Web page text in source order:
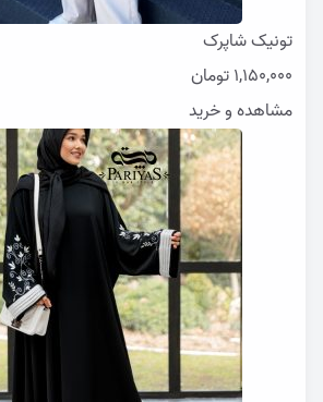
تونیک شاپرک
1,150,000تومان
مشاهده و خرید